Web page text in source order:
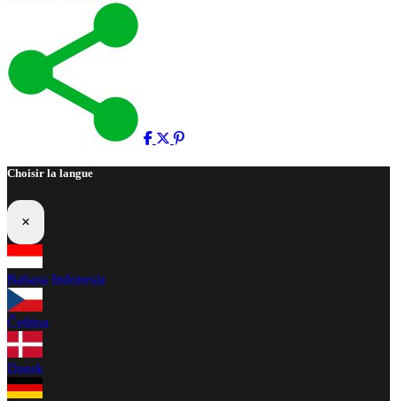
Choisir la langue
×
Bahasa Indonesia
Čeština
Dansk